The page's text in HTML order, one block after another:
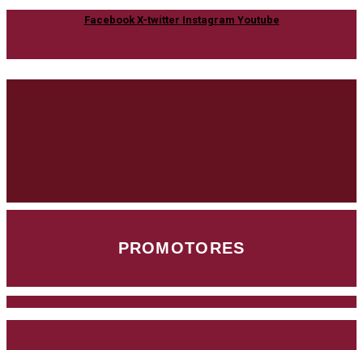
Facebook X-twitter Instagram Youtube
PROMOTORES